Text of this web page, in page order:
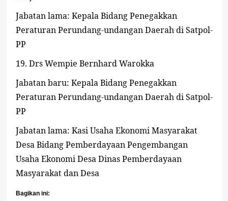
Jabatan lama: Kepala Bidang Penegakkan
Peraturan Perundang-undangan Daerah di Satpol-
PP
19. Drs Wempie Bernhard Warokka
Jabatan baru: Kepala Bidang Penegakkan
Peraturan Perundang-undangan Daerah di Satpol-
PP
Jabatan lama: Kasi Usaha Ekonomi Masyarakat
Desa Bidang Pemberdayaan Pengembangan
Usaha Ekonomi Desa Dinas Pemberdayaan
Masyarakat dan Desa
Bagikan ini: